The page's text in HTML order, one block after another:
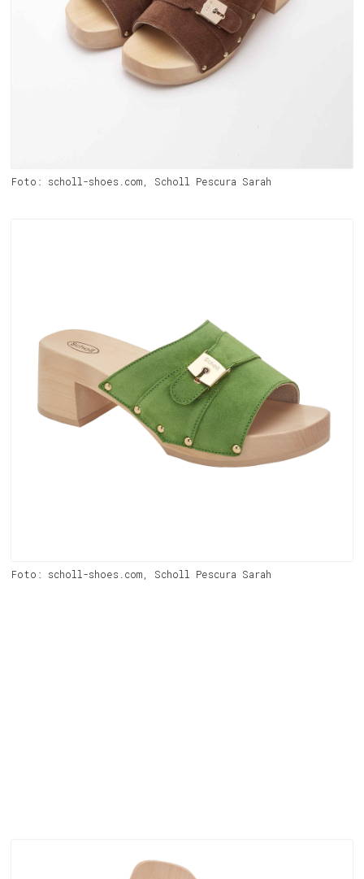
Foto: scholl-shoes.com, Scholl Pescura Sarah
Foto: scholl-shoes.com, Scholl Pescura Sarah